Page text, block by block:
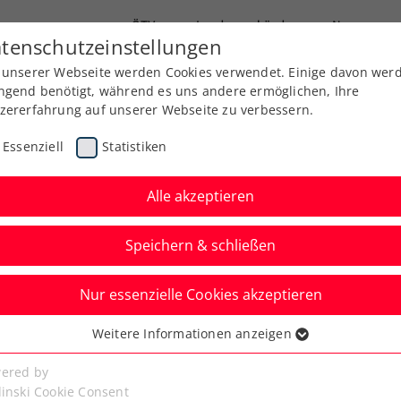
ÖTV Landesverbände News
Ausbildung Services Über uns
Aktuelle News
Webseite werden Cookies verwendet. Einige davon
benötigt, während es uns andere ermöglichen, Ihre
auf unserer Webseite zu verbessern.
Essenziell Statistiken
Alle akzeptieren
Speichern & schließen
Nur essenzielle Cookies akzeptieren
Cookies werden für grundlegende Funktionen der
benötigt. Dadurch ist gewährleistet, dass die Webseite
Weitere Informationen anzeigen
by
Cookie Consent